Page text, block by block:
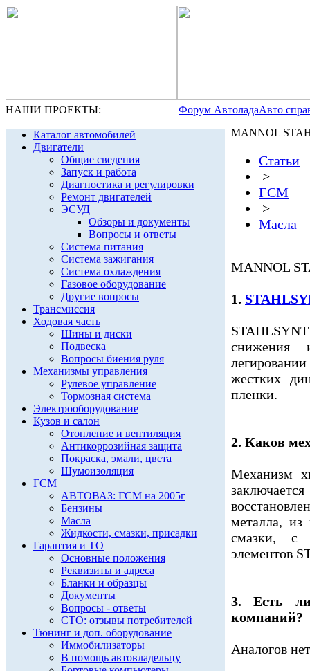
НАШИ ПРОЕКТЫ: Форум АвтоладаАвто
Каталог автомобилей
Двигатели
Общие сведения
Запуск и работа
Диагностика и регулировки
Ремонт двигателей
ЭСУД
Обзоры и документы
Вопросы и ответы
Система питания
Система зажигания
Система охлаждения
Газовое оборудование
Другие вопросы
Трансмиссия
Ходовая часть
Шины и диски
Подвеска
Вопросы биения руля
Механизмы управления
Рулевое управление
Тормозная система
Электрооборудование
Кузов и салон
Отопление и вентиляция
Антикоррозийная защита
Покраска, эмали, цвета
Шумоизоляция
ГСМ
АВТОВАЗ: ГСМ на 2005г
Бензины
Масла
Жидкости, смазки, присадки
Гарантия и ТО
Основные положения
Реквизиты и адреса
Бланки и образцы
Документы
Вопросы - ответы
СТО: отзывы потребителей
Тюнинг и доп. оборудование
Иммобилизаторы
В помощь автовладельцу
MANNOL
Статьи
>
ГСМ
>
Масла
MANNOL
1.
снижения
жестких
пленки.
2. Каков
Механизм
металла, из
смазки, с
элементов
3. Есть ли
компаний?
Аналогов